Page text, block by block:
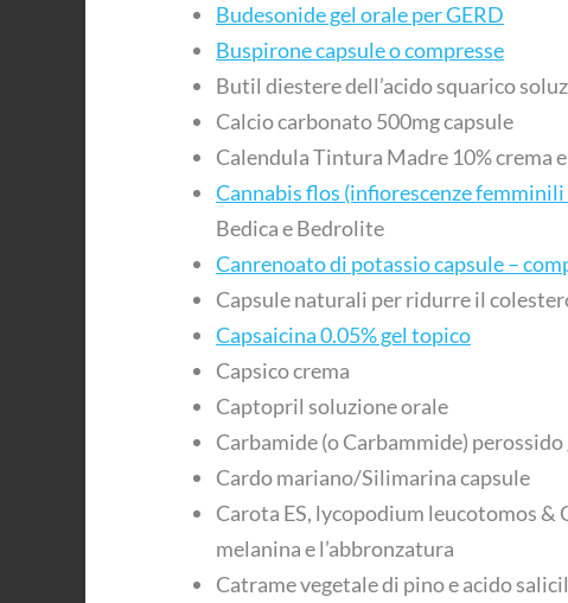
Budesonide gel orale per GERD
Buspirone capsule o compresse
Butil diestere dell’acido squarico
Calcio carbonato 500mg capsule
Calendula Tintura Madre 10% crema
Cannabis flos (infiorescenze
Bedica e Bedrolite
Canrenoato di potassio capsule –
Capsule naturali per ridurre il
Capsaicina 0.05% gel topico
Capsico crema
Captopril soluzione orale
Carbamide (o Carbammide)
Cardo mariano/Silimarina capsule
Carota ES, lycopodium leucotomos &
melanina e l’abbronzatura
Catrame vegetale di pino e acido